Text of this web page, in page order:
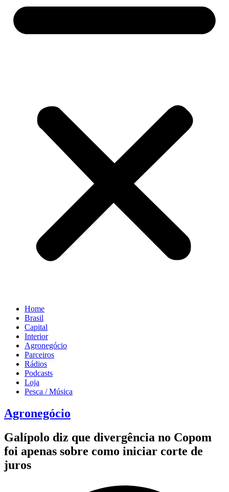
Home
Brasil
Capital
Interior
Agronegócio
Parceiros
Rádios
Podcasts
Loja
Pesca / Música
Agronegócio
Galípolo diz que divergência no Copom
foi apenas sobre como iniciar corte de
juros